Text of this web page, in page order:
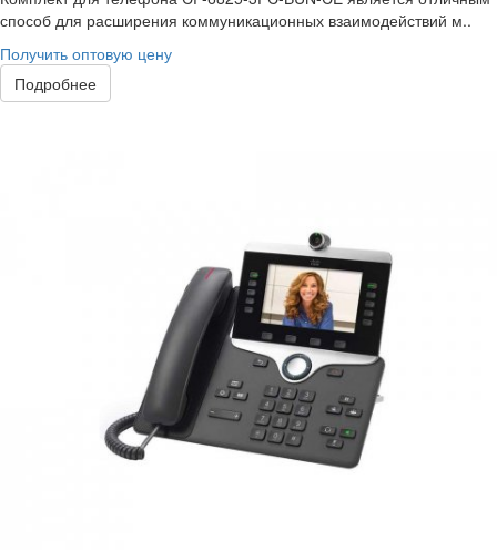
способ для расширения коммуникационных взаимодействий м..
Получить оптовую цену
Подробнее